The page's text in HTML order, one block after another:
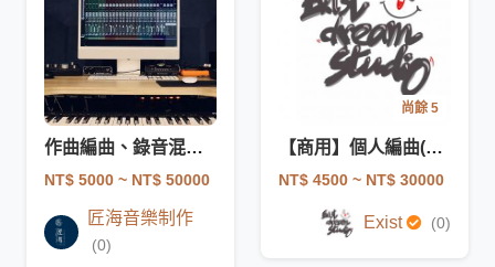
作曲編曲、錄音混音、任何音樂及聲音製作
NT$ 5000 ~ NT$ 50000
匠海音樂制作
(0)
尚餘 5
【商用】個人編曲(含BGM,混音,調音) - 不會被黃標
NT$ 4500 ~ NT$ 30000
Exist (0)